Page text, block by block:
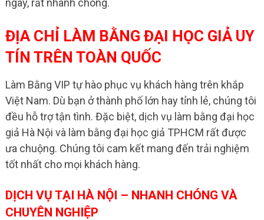
ngày, rất nhanh chóng.
ĐỊA CHỈ LÀM BẰNG ĐẠI HỌC GIẢ UY
TÍN TRÊN TOÀN QUỐC
Làm Bằng VIP tự hào phục vụ khách hàng trên khắp
Việt Nam. Dù bạn ở thành phố lớn hay tỉnh lẻ, chúng tôi
đều hỗ trợ tận tình. Đặc biệt, dịch vụ làm bằng đại học
giả Hà Nội và làm bằng đại học giả TPHCM rất được
ưa chuộng. Chúng tôi cam kết mang đến trải nghiệm
tốt nhất cho mọi khách hàng.
DỊCH VỤ TẠI HÀ NỘI – NHANH CHÓNG VÀ
CHUYÊN NGHIỆP